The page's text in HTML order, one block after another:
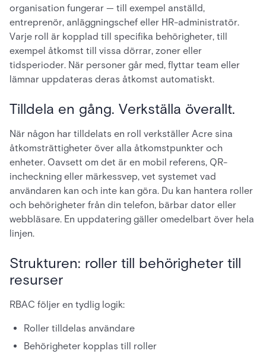
organisation fungerar — till exempel anställd,
entreprenör, anläggningschef eller HR-administratör.
Varje roll är kopplad till specifika behörigheter, till
exempel åtkomst till vissa dörrar, zoner eller
tidsperioder. När personer går med, flyttar team eller
lämnar uppdateras deras åtkomst automatiskt.
Tilldela en gång. Verkställa överallt.
När någon har tilldelats en roll verkställer Acre sina
åtkomsträttigheter över alla åtkomstpunkter och
enheter. Oavsett om det är en mobil referens, QR-
incheckning eller märkessvep, vet systemet vad
användaren kan och inte kan göra. Du kan hantera roller
och behörigheter från din telefon, bärbar dator eller
webbläsare. En uppdatering gäller omedelbart över hela
linjen.
Strukturen: roller till behörigheter till
resurser
RBAC följer en tydlig logik:
Roller tilldelas användare
Behörigheter kopplas till roller